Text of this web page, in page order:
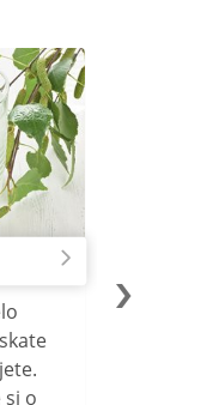
si o